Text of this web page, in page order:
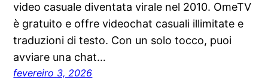
video casuale diventata virale nel 2010. OmeTV
è gratuito e offre videochat casuali illimitate e
traduzioni di testo. Con un solo tocco, puoi
avviare una chat…
fevereiro 3, 2026